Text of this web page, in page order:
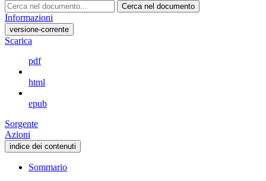
Cerca nel documento
Informazioni
versione-corrente
Scarica
pdf
html
epub
Sorgente
Azioni
indice dei contenuti
Sommario